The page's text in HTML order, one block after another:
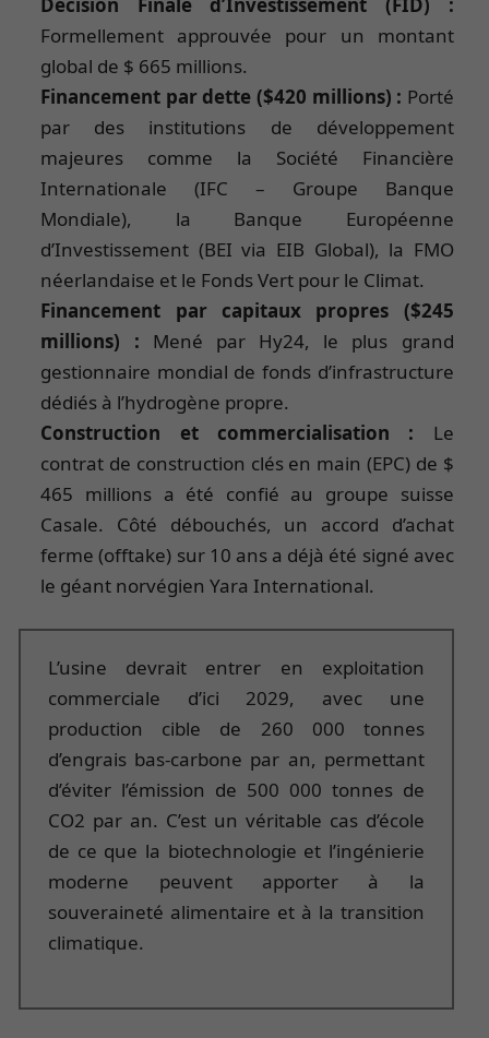
Formellement approuvée pour un montant
global de $ 665 millions.
Financement par dette ($420 millions) : Porté
par des institutions de développement
majeures comme la Société Financière
Internationale (IFC – Groupe Banque
Mondiale), la Banque Européenne
d’Investissement (BEI via EIB Global), la FMO
néerlandaise et le Fonds Vert pour le Climat.
Financement par capitaux propres ($245
millions) : Mené par Hy24, le plus grand
gestionnaire mondial de fonds d’infrastructure
dédiés à l’hydrogène propre.
Construction et commercialisation : Le
contrat de construction clés en main (EPC) de $
465 millions a été confié au groupe suisse
Casale. Côté débouchés, un accord d’achat
ferme (offtake) sur 10 ans a déjà été signé avec
le géant norvégien Yara International.
L’usine devrait entrer en exploitation
commerciale d’ici 2029, avec une
production cible de 260 000 tonnes
d’engrais bas-carbone par an, permettant
d’éviter l’émission de 500 000 tonnes de
CO2 par an. C’est un véritable cas d’école
de ce que la biotechnologie et l’ingénierie
moderne peuvent apporter à la
souveraineté alimentaire et à la transition
climatique.